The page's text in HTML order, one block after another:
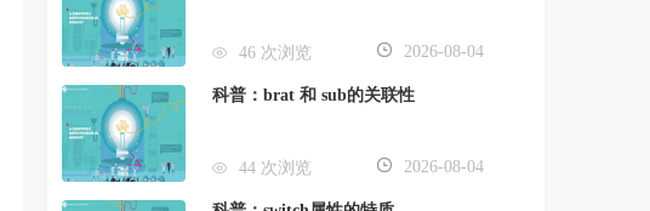
46 次浏览 2026-08-04
科普：brat 和 sub的关联性
44 次浏览 2026-08-04